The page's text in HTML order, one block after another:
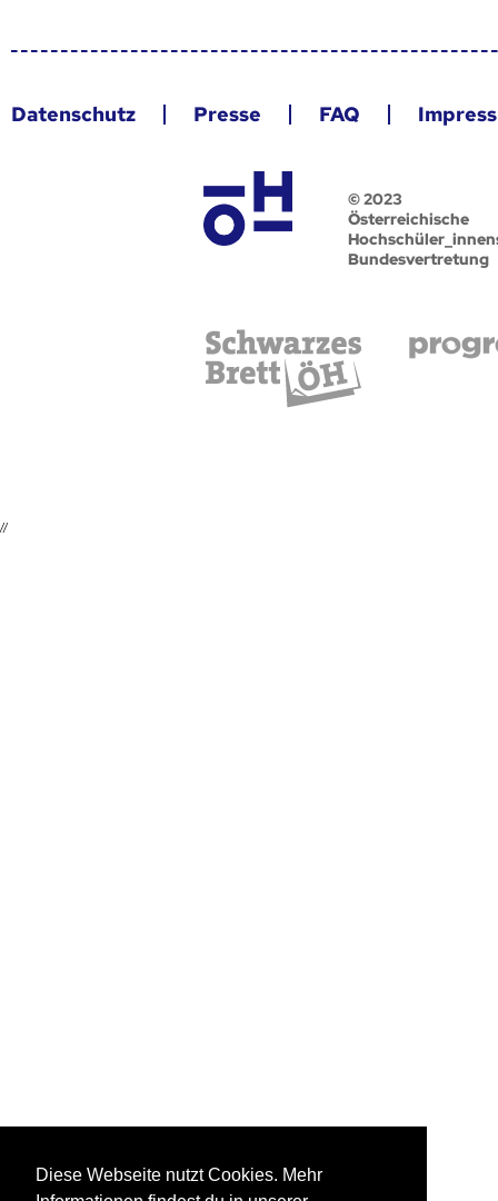
Diese Webseite nutzt Cookies. Mehr
Datenschutz Presse FAQ
© 2023
Österreichische
Bundesvertretung
//